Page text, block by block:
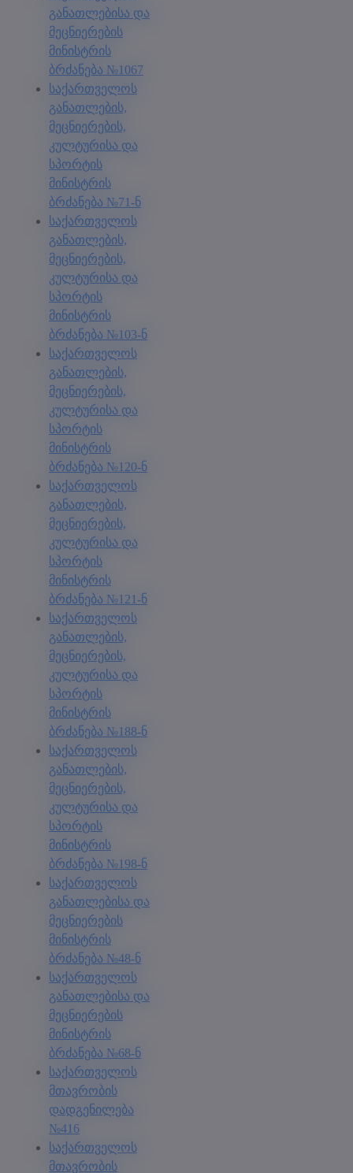
განათლებისა და
მეცნიერების
მინისტრის
ბრძანება №1067
საქართველოს
განათლების,
მეცნიერების,
კულტურისა და
სპორტის
მინისტრის
ბრძანება №71-ნ
საქართველოს
განათლების,
მეცნიერების,
კულტურისა და
სპორტის
მინისტრის
ბრძანება №103-ნ
საქართველოს
განათლების,
მეცნიერების,
კულტურისა და
სპორტის
მინისტრის
ბრძანება №120-ნ
საქართველოს
განათლების,
მეცნიერების,
კულტურისა და
სპორტის
მინისტრის
ბრძანება №121-ნ
საქართველოს
განათლების,
მეცნიერების,
კულტურისა და
სპორტის
მინისტრის
ბრძანება №188-ნ
საქართველოს
განათლების,
მეცნიერების,
კულტურისა და
სპორტის
მინისტრის
ბრძანება №198-ნ
საქართველოს
განათლებისა და
მეცნიერების
მინისტრის
ბრძანება №48-ნ
საქართველოს
განათლებისა და
მეცნიერების
მინისტრის
ბრძანება №68-ნ
საქართველოს
მთავრობის
დადგენილება
№416
საქართველოს
მთავრობის